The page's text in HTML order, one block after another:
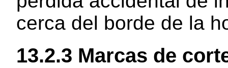
cerca del borde de la
13.2.3 Marcas de